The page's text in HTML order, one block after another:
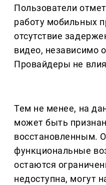
Пользователи
работу мобильных
отсутствие
видео, независимо
Провайдеры не
Тем не менее, на
может быть
восстановленным.
функциональные
остаются
недоступна, могут